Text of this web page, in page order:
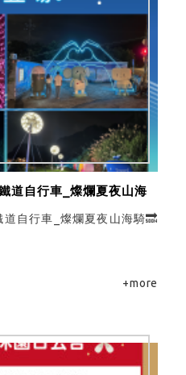
道自行車_燦爛夏夜山海
自行車_燦爛夏夜山海騎🔜
+more